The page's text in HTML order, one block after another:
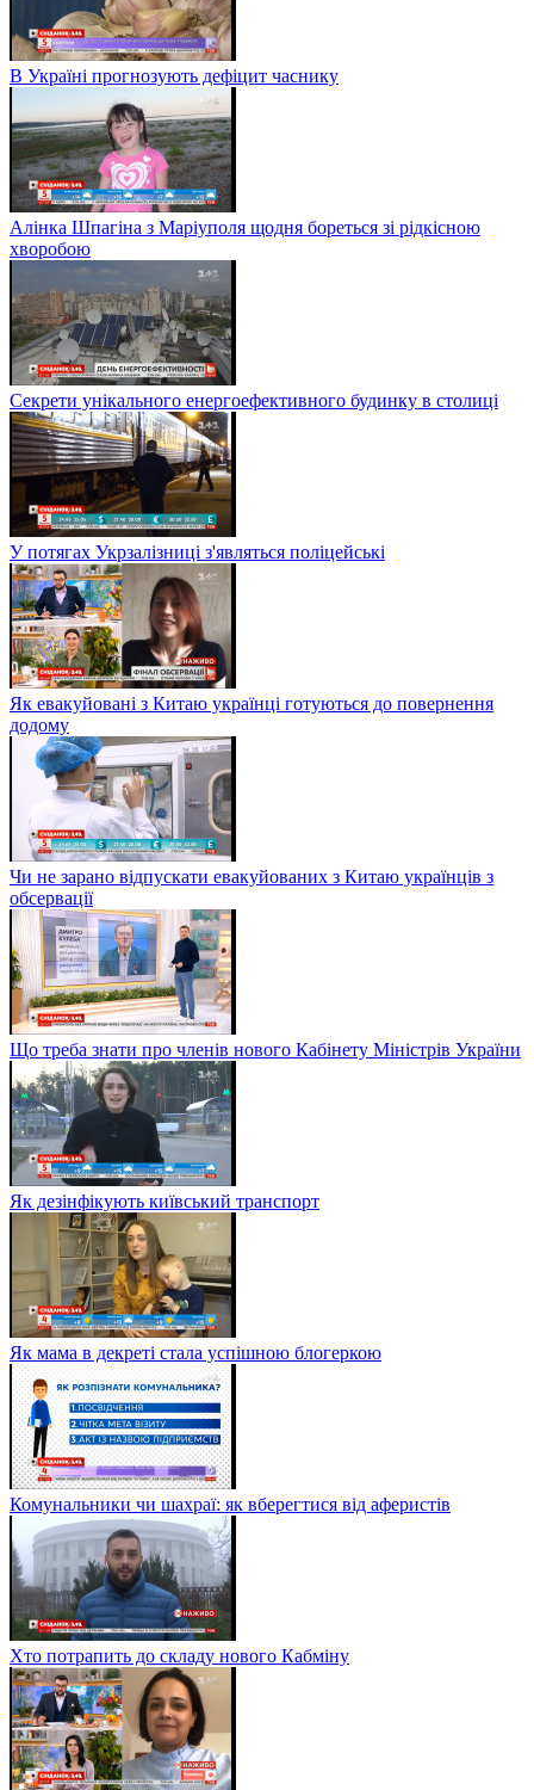
В Україні прогнозують дефіцит часнику
Алінка Шпагіна з Маріуполя щодня бореться зі рідкісною
хворобою
Секрети унікального енергоефективного будинку в столиці
У потягах Укрзалізниці з'являться поліцейські
Як евакуйовані з Китаю українці готуються до повернення
додому
Чи не зарано відпускати евакуйованих з Китаю українців з
обсервації
Що треба знати про членів нового Кабінету Міністрів України
Як дезінфікують київський транспорт
Як мама в декреті стала успішною блогеркою
Комунальники чи шахраї: як вберегтися від аферистів
Хто потрапить до складу нового Кабміну